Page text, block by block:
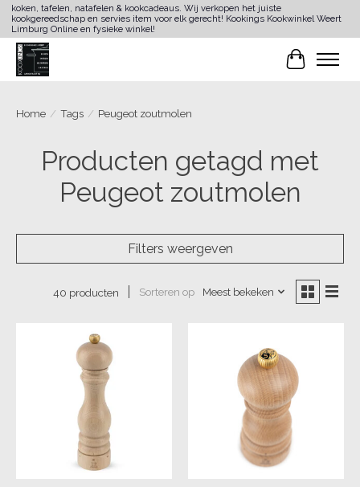
koken, tafelen, natafelen & kookcadeaus. Wij verkopen het juiste
kookgereedschap en servies item voor elk gerecht! Kookings Kookwinkel Weert
Limburg Online en fysieke winkel!
Home / Tags / Peugeot zoutmolen
Producten getagd met
Peugeot zoutmolen
Filters weergeven
40 producten Sorteren op Meest bekeken